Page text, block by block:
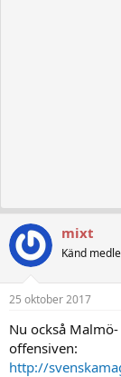
mixt
Känd
25 oktober 2017
Nu också
offensiven:
http://